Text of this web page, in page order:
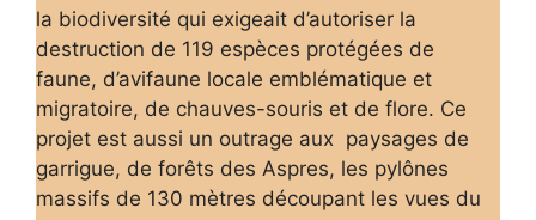
la biodiversité qui exigeait d’autoriser la
destruction de 119 espèces protégées de
faune, d’avifaune locale emblématique et
migratoire, de chauves-souris et de flore. Ce
projet est aussi un outrage aux paysages de
garrigue, de forêts des Aspres, les pylônes
massifs de 130 mètres découpant les vues du